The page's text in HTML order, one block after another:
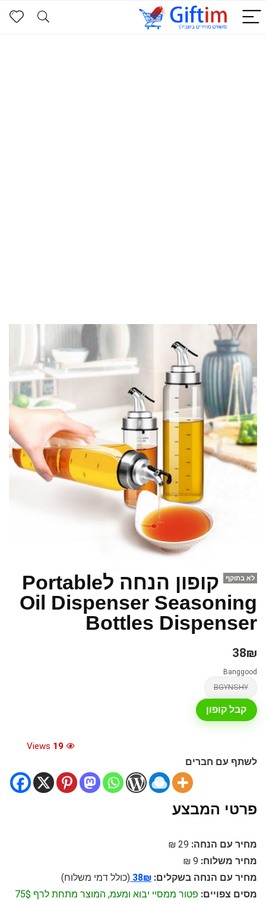
לא בתוקף
קופון הנחה לPortable
Oil Dispenser Seasoning
Bottles Dispenser
38₪
Banggood
BGYNSHY
קבל קופון
19
לשתף עם חברים
פרטי המבצע
מחיר עם הנחה: 29 ₪
מחיר משלוח: 9 ₪
מחיר עם הנחה בשקלים: 38₪ (כולל דמי משלוח)
מסים צפויים: פטור ממסיי יבוא ומעמ, המוצר מתחת לרף 75$